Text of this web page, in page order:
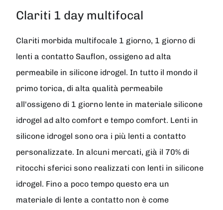
Clariti 1 day multifocal
Clariti morbida multifocale 1 giorno, 1 giorno di
lenti a contatto Sauflon, ossigeno ad alta
permeabile in silicone idrogel. In tutto il mondo il
primo torica, di alta qualità permeabile
all'ossigeno di 1 giorno lente in materiale silicone
idrogel ad alto comfort e tempo comfort. Lenti in
silicone idrogel sono ora i più lenti a contatto
personalizzate. In alcuni mercati, già il 70% di
ritocchi sferici sono realizzati con lenti in silicone
idrogel. Fino a poco tempo questo era un
materiale di lente a contatto non è come